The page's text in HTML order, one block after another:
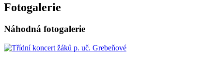
Fotogalerie
Náhodná fotogalerie